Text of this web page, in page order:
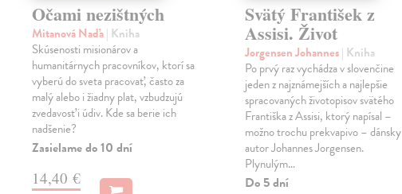
Očami nezištných
Mitanová Naďa| Kniha
Skúsenosti misionárov a
humanitárnych pracovníkov, ktorí sa
vyberú do sveta pracovať, často za
malý alebo i žiadny plat, vzbudzujú
zvedavosť i údiv. Kde sa berie ich
nadšenie?
Zasielame do 10 dní
14,40 €
Svätý František z
Assisi. Život
Jorgensen Johannes| Kniha
Po prvý raz vychádza v slovenčine
jeden z najznámejších a najlepšie
spracovaných životopisov svätého
Františka z Assisi, ktorý napísal –
možno trochu prekvapivo – dánsky
autor Johannes Jorgensen.
Plynulým…
Do 5 dní